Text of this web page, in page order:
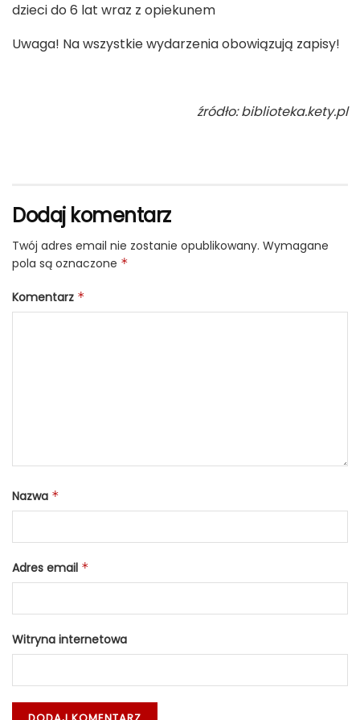
dzieci do 6 lat wraz z opiekunem
Uwaga! Na wszystkie wydarzenia obowiązują zapisy!
źródło: biblioteka.kety.pl
Dodaj komentarz
Twój adres email nie zostanie opublikowany. Wymagane
pola są oznaczone *
Komentarz *
Nazwa *
Adres email *
Witryna internetowa